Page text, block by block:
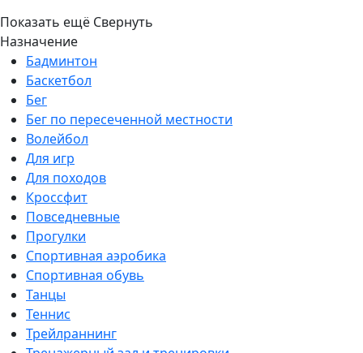
Показать ещё Свернуть
Назначение
Бадминтон
Баскетбол
Бег
Бег по пересеченной местности
Волейбол
Для игр
Для походов
Кроссфит
Повседневные
Прогулки
Спортивная аэробика
Спортивная обувь
Танцы
Теннис
Трейлраннинг